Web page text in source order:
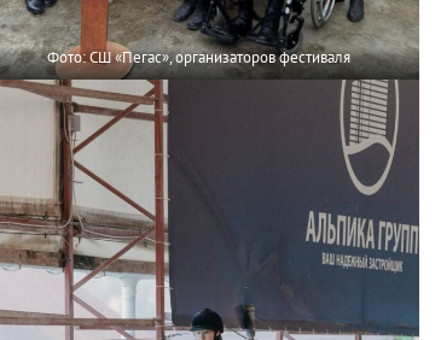
Фото: СШ «Пегас», организаторов фестиваля